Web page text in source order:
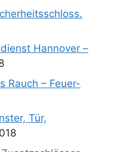
Hannover –
Rauch – Feuer-
Tür,